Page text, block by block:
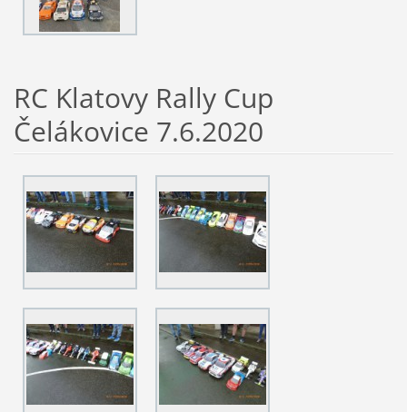
RC Klatovy Rally Cup
Čelákovice 7.6.2020